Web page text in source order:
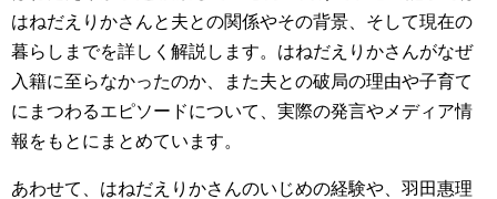
はねだえりかさんと夫との関係やその背景、そして現在の
暮らしまでを詳しく解説します。はねだえりかさんがなぜ
入籍に至らなかったのか、また夫との破局の理由や子育て
にまつわるエピソードについて、実際の発言やメディア情
報をもとにまとめています。
あわせて、はねだえりかさんのいじめの経験や、羽田惠理